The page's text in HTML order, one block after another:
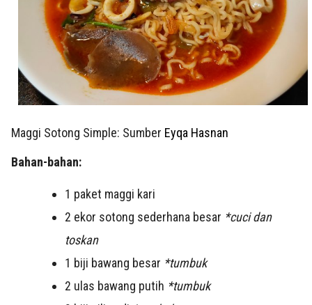
Maggi Sotong Simple: Sumber Eyqa Hasnan
Bahan-bahan:
1 paket maggi kari
2 ekor sotong sederhana besar *cuci dan
toskan
1 biji bawang besar *tumbuk
2 ulas bawang putih *tumbuk